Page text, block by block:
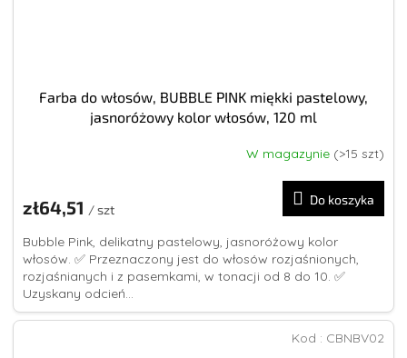
Farba do włosów, BUBBLE PINK miękki pastelowy,
jasnoróżowy kolor włosów, 120 ml
W magazynie (>15 szt)
zł64,51 / szt
Do koszyka
Bubble Pink, delikatny pastelowy, jasnoróżowy kolor
włosów. ✅ Przeznaczony jest do włosów rozjaśnionych,
rozjaśnianych i z pasemkami, w tonacji od 8 do 10. ✅
Uzyskany odcień...
Kod : CBNBV02